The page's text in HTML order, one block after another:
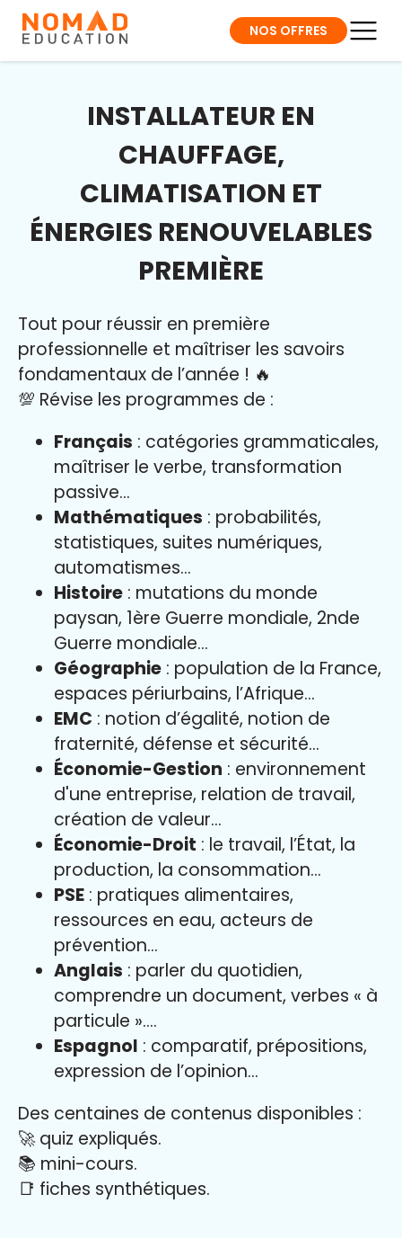
NOS OFFRES
INSTALLATEUR EN
CHAUFFAGE,
CLIMATISATION ET
ÉNERGIES RENOUVELABLES
PREMIÈRE
Tout pour réussir en première
professionnelle et maîtriser les savoirs
fondamentaux de l’année ! 🔥
💯 Révise les programmes de :
Français : catégories grammaticales,
maîtriser le verbe, transformation
passive…
Mathématiques : probabilités,
statistiques, suites numériques,
automatismes…
Histoire : mutations du monde
paysan, 1ère Guerre mondiale, 2nde
Guerre mondiale…
Géographie : population de la France,
espaces périurbains, l’Afrique…
EMC : notion d’égalité, notion de
fraternité, défense et sécurité…
Économie-Gestion : environnement
d'une entreprise, relation de travail,
création de valeur…
Économie-Droit : le travail, l’État, la
production, la consommation…
PSE : pratiques alimentaires,
ressources en eau, acteurs de
prévention…
Anglais : parler du quotidien,
comprendre un document, verbes « à
particule »….
Espagnol : comparatif, prépositions,
expression de l’opinion…
Des centaines de contenus disponibles :
🚀 quiz expliqués.
📚 mini-cours.
📑 fiches synthétiques.